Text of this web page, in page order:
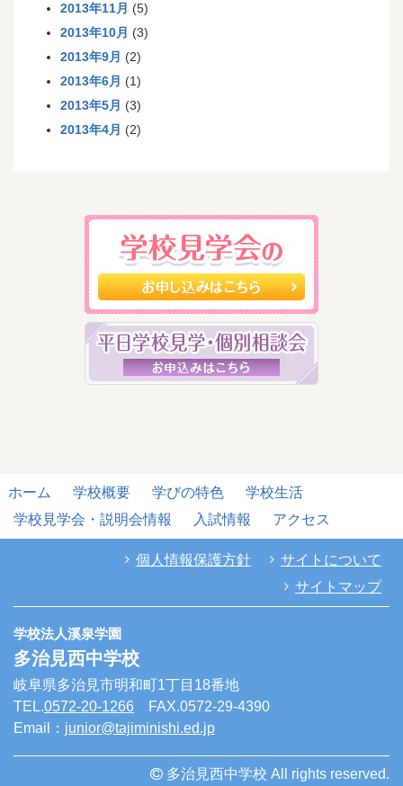
2013年11月 (5)
2013年10月 (3)
2013年9月 (2)
2013年6月 (1)
2013年5月 (3)
2013年4月 (2)
ホーム 学校概要 学びの特色
学校生活
学校見学会・説明会情報
入試情報 アクセス
個人情報保護方針
サイトについて
サイトマップ
学校法人溪泉学園
多治見西中学校
岐阜県多治見市明和町1丁目18番地
TEL.0572-20-1266 FAX.0572-29-4390
Email： junior@tajiminishi.ed.jp
多治見西中学校 All rights reserved.